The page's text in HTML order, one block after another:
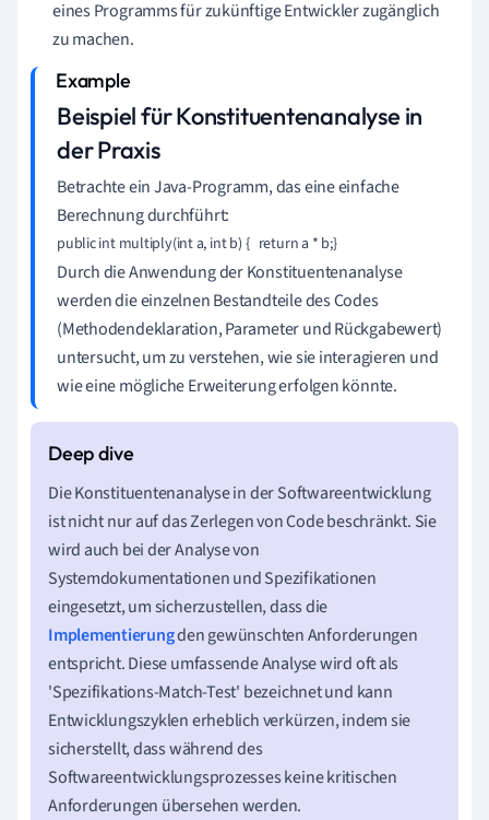
eines Programms für zukünftige Entwickler zugänglich
zu machen.
Beispiel für Konstituentenanalyse in
der Praxis
Betrachte ein Java-Programm, das eine einfache
Berechnung durchführt:
public int multiply(int a, int b) {   return a * b;}
Durch die Anwendung der Konstituentenanalyse
werden die einzelnen Bestandteile des Codes
(Methodendeklaration, Parameter und Rückgabewert)
untersucht, um zu verstehen, wie sie interagieren und
wie eine mögliche Erweiterung erfolgen könnte.
Die Konstituentenanalyse in der Softwareentwicklung
ist nicht nur auf das Zerlegen von Code beschränkt. Sie
wird auch bei der Analyse von
Systemdokumentationen und Spezifikationen
eingesetzt, um sicherzustellen, dass die
Implementierungden gewünschten Anforderungen
entspricht. Diese umfassende Analyse wird oft als
'Spezifikations-Match-Test' bezeichnet und kann
Entwicklungszyklen erheblich verkürzen, indem sie
sicherstellt, dass während des
Softwareentwicklungsprozesses keine kritischen
Anforderungen übersehen werden.